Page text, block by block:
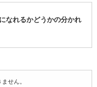
なれるかどうかの分かれ
せん。